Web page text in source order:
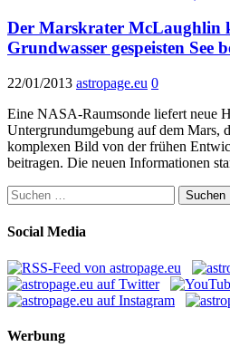
Der Marskrater McLaughlin
Grundwasser gespeisten See
22/01/2013 astropage.eu 0
Eine NASA-Raumsonde liefert neue
Untergrundumgebung auf dem Mars,
komplexen Bild von der frühen
beitragen. Die neuen Informationen
Suchen
nach:
Social Media
Werbung